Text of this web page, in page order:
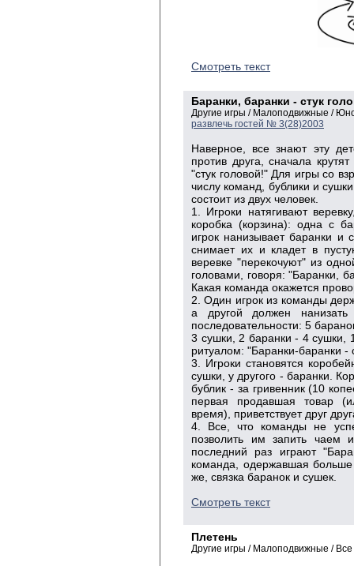
Смотреть текст
Баранки, баранки - стук
Другие игры / Малоподвижные /
развлечь гостей № 3(28)2003
Наверное, все знают эту
против друга, сначала
"стук головой!" Для игры со
числу команд, бублики и
состоит из двух человек.
1. Игроки натягивают
коробка (корзина): одна с
игрок нанизывает баранки и
снимает их и кладет в
веревке "перекочуют" из
головами, говоря: "Баранки,
Какая команда окажется
2. Один игрок из команды
а другой должен
последовательности: 5
3 сушки, 2 баранки - 4 сушки,
ритуалом: "Баранки-баранки -
3. Игроки становятся
сушки, у другого - баранки.
бублик - за гривенник (10
первая продавшая товар
время), приветствует друг
4. Все, что команды не
позволить им запить чаем
последний раз играют
команда, одержавшая
же, связка баранок и сушек.
Смотреть текст
Плетень
Другие игры / Малоподвижные /